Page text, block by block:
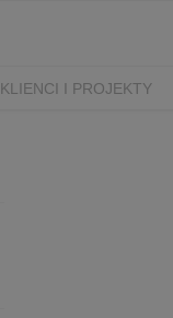
KLIENCI I PROJEKTY